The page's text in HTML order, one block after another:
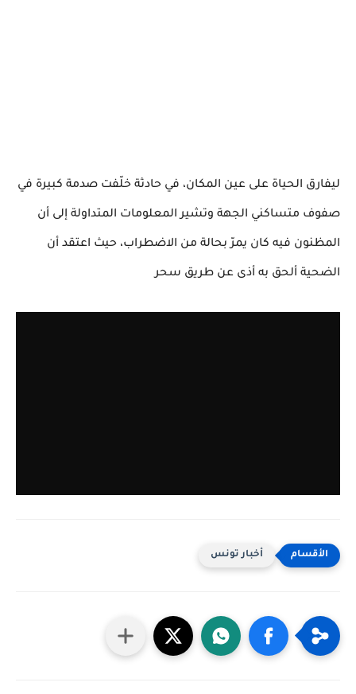
ليفارق الحياة على عين المكان، في حادثة خلّفت صدمة كبيرة في
صفوف متساكني الجهة وتشير المعلومات المتداولة إلى أن
المظنون فيه كان يمرّ بحالة من الاضطراب، حيث اعتقد أن
الضحية ألحق به أذى عن طريق سحر
أخبار تونس